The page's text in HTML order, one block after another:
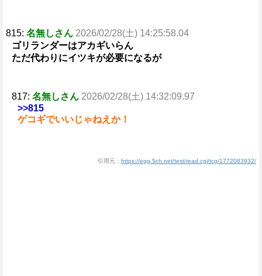
815: 名無しさん 2026/02/28(土) 14:25:58.04
ゴリランダーはアカギいらん
ただ代わりにイツキが必要になるが
817: 名無しさん 2026/02/28(土) 14:32:09.97
>>815
ゲコギでいいじゃねえか！
引用元： https://egg.5ch.net/test/read.cgi/tcg/1772083932/